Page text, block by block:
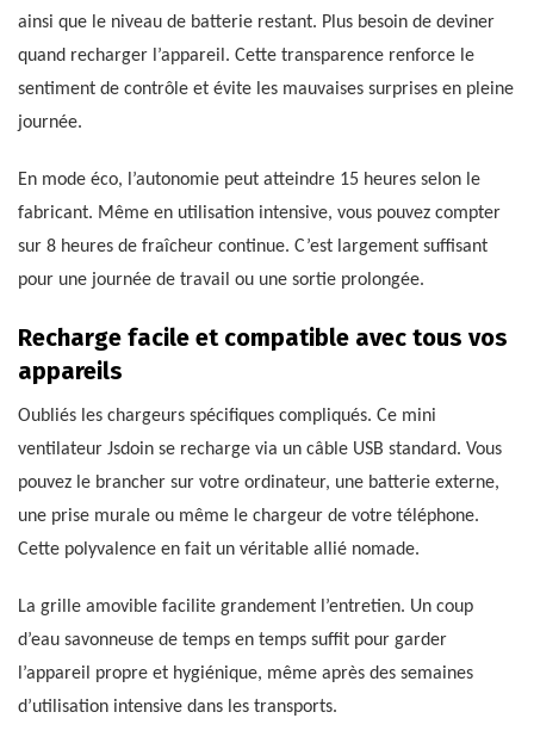
ainsi que le niveau de batterie restant. Plus besoin de deviner
quand recharger l’appareil. Cette transparence renforce le
sentiment de contrôle et évite les mauvaises surprises en pleine
journée.
En mode éco, l’autonomie peut atteindre 15 heures selon le
fabricant. Même en utilisation intensive, vous pouvez compter
sur 8 heures de fraîcheur continue. C’est largement suffisant
pour une journée de travail ou une sortie prolongée.
Recharge facile et compatible avec tous vos
appareils
Oubliés les chargeurs spécifiques compliqués. Ce mini
ventilateur Jsdoin se recharge via un câble USB standard. Vous
pouvez le brancher sur votre ordinateur, une batterie externe,
une prise murale ou même le chargeur de votre téléphone.
Cette polyvalence en fait un véritable allié nomade.
La grille amovible facilite grandement l’entretien. Un coup
d’eau savonneuse de temps en temps suffit pour garder
l’appareil propre et hygiénique, même après des semaines
d’utilisation intensive dans les transports.